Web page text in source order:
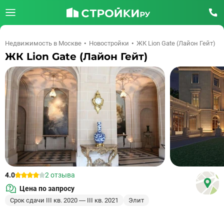
Недвижимость в Москве Новостройки ЖК Lion Gate (Лайон Гейт)
ЖК Lion Gate (Лайон Гейт)
4.0
2 отзыва
Цена по запросу
Срок сдачи III кв. 2020 — III кв. 2021 Элит